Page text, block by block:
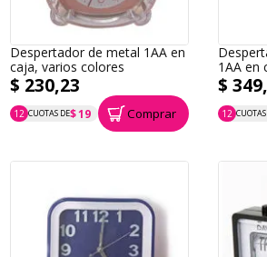
Despertador de metal 1AA en
caja, varios colores
$ 230,23
12 CUOTAS DE$ 19
P.T.F. $ 230 Comprar
1AA en
$
12
P.T.F. $